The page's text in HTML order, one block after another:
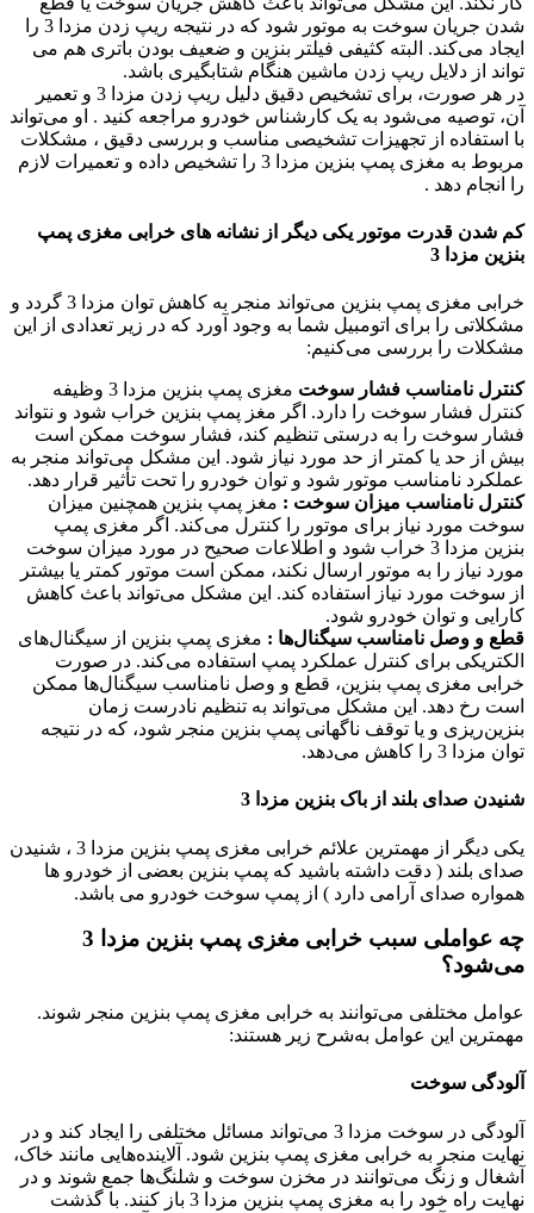
شدن جریان سوخت به موتور شود که در نتیجه ریپ زدن مزدا 3 را
ایجاد می‌کند. البته کثیفی فیلتر بنزین و ضعیف بودن باتری هم می
تواند از دلایل ریپ زدن ماشین هنگام شتابگیری باشد.
در هر صورت، برای تشخیص دقیق دلیل ریپ زدن مزدا 3 و تعمیر
آن، توصیه می‌شود به یک کارشناس خودرو مراجعه کنید . او می‌تواند
با استفاده از تجهیزات تشخیصی مناسب و بررسی دقیق ، مشکلات
مربوط به مغزی پمپ بنزین مزدا 3 را تشخیص داده و تعمیرات لازم
را انجام دهد .
کم شدن قدرت موتور یکی دیگر از نشانه های خرابی مغزی پمپ
بنزین مزدا 3
خرابی مغزی پمپ بنزین می‌تواند منجر به کاهش توان مزدا 3 گردد و
مشکلاتی را برای اتومبیل شما به وجود آورد که در زیر تعدادی از این
مشکلات را بررسی می‌کنیم:
کنترل نامناسب فشار سوخت
مغزی پمپ بنزین مزدا 3 وظیفه
کنترل فشار سوخت را دارد. اگر مغز پمپ بنزین خراب شود و نتواند
فشار سوخت را به درستی تنظیم کند، فشار سوخت ممکن است
بیش از حد یا کمتر از حد مورد نیاز شود. این مشکل می‌تواند منجر به
عملکرد نامناسب موتور شود و توان خودرو را تحت تأثیر قرار دهد.
کنترل نامناسب میزان سوخت : مغز پمپ بنزین همچنین میزان
سوخت مورد نیاز برای موتور را کنترل می‌کند. اگر مغزی پمپ
بنزین مزدا 3 خراب شود و اطلاعات صحیح در مورد میزان سوخت
مورد نیاز را به موتور ارسال نکند، ممکن است موتور کمتر یا بیشتر
از سوخت مورد نیاز استفاده کند. این مشکل می‌تواند باعث کاهش
کارایی و توان خودرو شود.
قطع و وصل نامناسب سیگنال‌ها : مغزی پمپ بنزین از سیگنال‌های
الکتریکی برای کنترل عملکرد پمپ استفاده می‌کند. در صورت
خرابی مغزی پمپ بنزین، قطع و وصل نامناسب سیگنال‌ها ممکن
است رخ دهد. این مشکل می‌تواند به تنظیم نادرست زمان
بنزین‌ریزی و یا توقف ناگهانی پمپ بنزین منجر شود، که در نتیجه
توان مزدا 3 را کاهش می‌دهد.
شنیدن صدای بلند از باک بنزین مزدا 3
یکی دیگر از مهمترین علائم خرابی مغزی پمپ بنزین مزدا 3 ، شنیدن
صدای بلند ( دقت داشته باشید که پمپ بنزین بعضی از خودرو ها
همواره صدای آرامی دارد ) از پمپ سوخت خودرو می باشد.
چه عواملی سبب خرابی مغزی پمپ بنزین مزدا 3
می‌شود؟
عوامل مختلفی می‌توانند به خرابی مغزی پمپ بنزین منجر شوند.
مهمترین این عوامل به‌شرح زیر هستند:
آلودگی سوخت
آلودگی در سوخت مزدا 3 می‌تواند مسائل مختلفی را ایجاد کند و در
نهایت منجر به خرابی مغزی پمپ بنزین شود. آلاینده‌هایی مانند خاک،
آشغال و زنگ می‌توانند در مخزن سوخت و شلنگ‌ها جمع شوند و در
نهایت راه خود را به مغزی پمپ بنزین مزدا 3 باز کنند. با گذشت